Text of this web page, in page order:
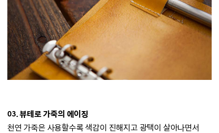
03. 뷰테로 가죽의 에이징
천연 가죽은 사용할수록 색감이 진해지고 광택이 살아나면서